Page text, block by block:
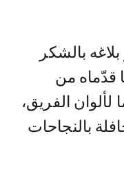
بالشكر
قدّماه من
الفريق،
بالنجاحات